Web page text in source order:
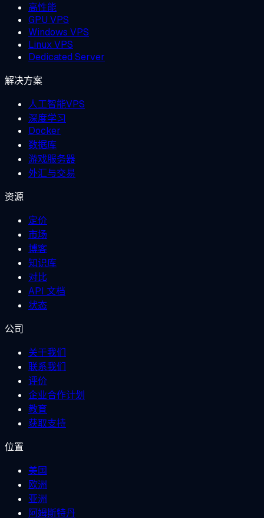
高性能
GPU VPS
Windows VPS
Linux VPS
Dedicated Server
解决方案
人工智能VPS
深度学习
Docker
数据库
游戏服务器
外汇与交易
资源
定价
市场
博客
知识库
对比
API 文档
状态
公司
关于我们
联系我们
评价
企业合作计划
教育
获取支持
位置
美国
欧洲
亚洲
阿姆斯特丹